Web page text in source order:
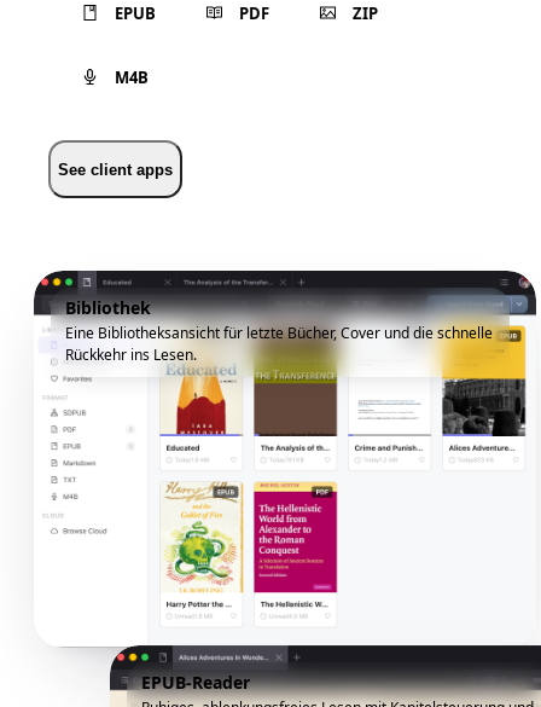
EPUB PDF ZIP
M4B
See client apps
Bibliothek
Eine Bibliotheksansicht für letzte Bücher, Cover und die schnelle
Rückkehr ins Lesen.
EPUB-Reader